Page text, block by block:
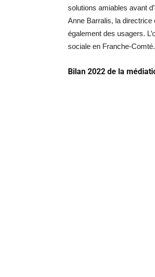
solutions amiables avant
Anne Barralis, la directrice
également des usagers.
sociale en Franche-Comté.
Bilan 2022 de la